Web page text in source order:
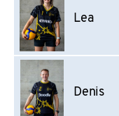
Lea
Denis